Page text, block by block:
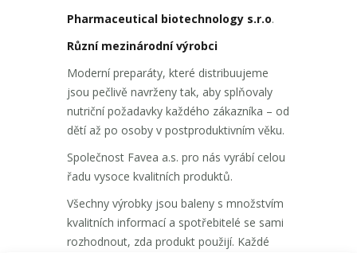
Pharmaceutical biotechnology s.r.o.
Různí mezinárodní výrobci
Moderní preparáty, které distribuujeme
jsou pečlivě navrženy tak, aby splňovaly
nutriční požadavky každého zákazníka – od
dětí až po osoby v postproduktivním věku.
Společnost Favea a.s. pro nás vyrábí celou
řadu vysoce kvalitních produktů.
Všechny výrobky jsou baleny s množstvím
kvalitních informací a spotřebitelé se sami
rozhodnout, zda produkt použijí. Každé